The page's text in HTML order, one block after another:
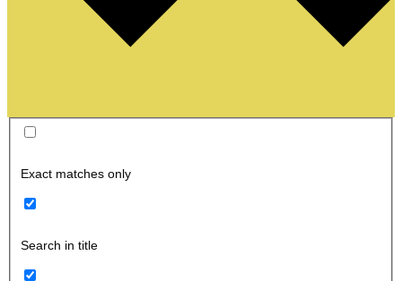
Exact matches only
Search in title